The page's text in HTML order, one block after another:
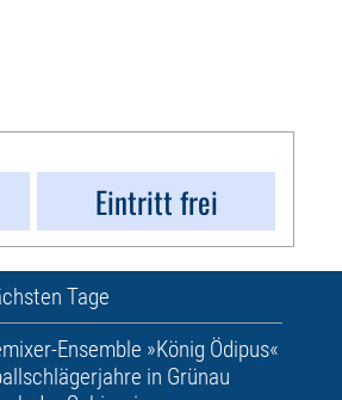
Eintritt frei
Tage
Ensemble »König Ödipus«
in Grünau